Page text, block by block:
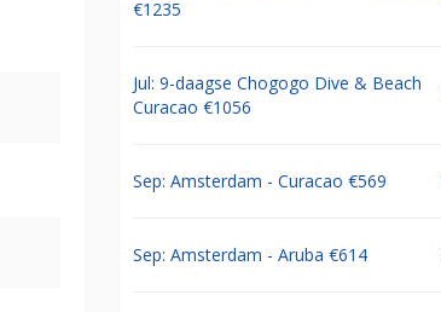
€1235
Jul: 9-daagse Chogogo Dive & Beach
Curacao €1056
Sep: Amsterdam - Curacao €569
Sep: Amsterdam - Aruba €614